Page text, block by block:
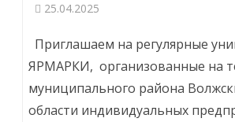
25.04.2025
Приглашаем на регулярные
ЯРМАРКИ, организованные на
муниципального района
области индивидуальных